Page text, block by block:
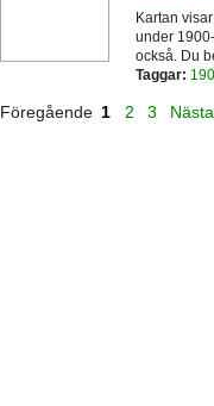
Kartan
under
också. Du
Taggar:
Föregående 1 2 3